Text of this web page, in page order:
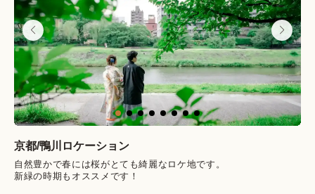
京都/鴨川 ロケーション
自然豊かで春には桜がとても綺麗なロケ地です。
新緑の時期もオススメです！